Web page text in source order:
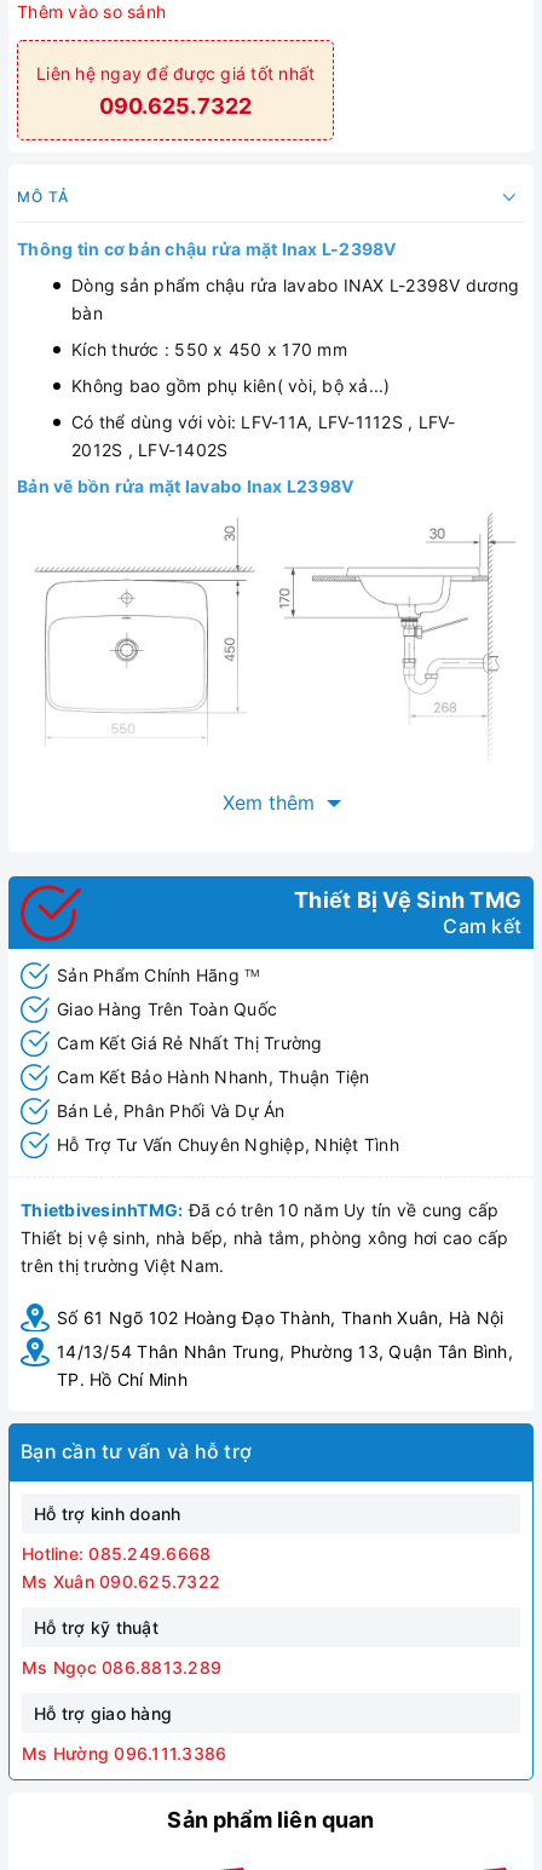
Thêm vào so sánh
Liên hệ ngay để được giá tốt nhất
090.625.7322
MÔ TẢ
Thông tin cơ bản chậu rửa mặt Inax L-2398V
Dòng sản phẩm chậu rửa lavabo INAX L-2398V dương
bàn
Kích thước : 550 x 450 x 170 mm
Không bao gồm phụ kiên( vòi, bộ xả...)
Có thể dùng với vòi: LFV-11A, LFV-1112S , LFV-
2012S , LFV-1402S
Bản vẽ bồn rửa mặt lavabo Inax L2398V
Xem thêm
Thiết Bị Vệ Sinh TMG
Cam kết
Sản Phẩm Chính Hãng TM
Giao Hàng Trên Toàn Quốc
Cam Kết Giá Rẻ Nhất Thị Trường
Cam Kết Bảo Hành Nhanh, Thuận Tiện
Bán Lẻ, Phân Phối Và Dự Án
Hỗ Trợ Tư Vấn Chuyên Nghiệp, Nhiệt Tình
ThietbivesinhTMG: Đã có trên 10 năm Uy tín về cung cấp
Thiết bị vệ sinh, nhà bếp, nhà tắm, phòng xông hơi cao cấp
trên thị trường Việt Nam.
Số 61 Ngõ 102 Hoàng Đạo Thành, Thanh Xuân, Hà Nội
14/13/54 Thân Nhân Trung, Phường 13, Quận Tân Bình,
TP. Hồ Chí Minh
Bạn cần tư vấn và hỗ trợ
Hỗ trợ kinh doanh
Hotline: 085.249.6668
Ms Xuân 090.625.7322
Hỗ trợ kỹ thuật
Ms Ngọc 086.8813.289
Hỗ trợ giao hàng
Ms Hường 096.111.3386
Sản phẩm liên quan